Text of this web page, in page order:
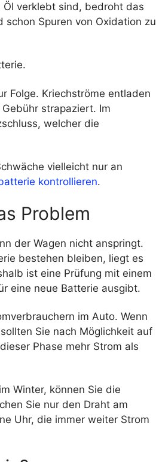
verklebt sind, bedroht das
Spuren von Oxidation zu
Folge. Kriechströme entladen
strapaziert. Im
welcher die
vielleicht nur an
kontrollieren.
Problem
der Wagen nicht anspringt.
bestehen bleiben, liegt es
ist eine Prüfung mit einem
eine neue Batterie ausgibt.
im Auto. Wenn
Sie nach Möglichkeit auf
Phase mehr Strom als
Winter, können Sie die
Sie nur den Draht am
Uhr, die immer weiter Strom